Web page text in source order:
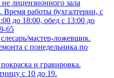
не лицензионного зала
Время работы бухгалтерии, с
до 18:00, обед с 13:00 до
65
мастер-ложевщик.
с понедельника по
и гравировка.
с 10 до 19.